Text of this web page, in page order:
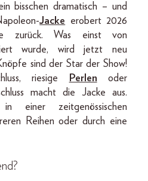
bisschen dramatisch – und
Jacke erobert 2026
zurück. Was einst von
wurde, wird jetzt neu
sind der Star der Show!
riesige
Perlen oder
macht die Jacke aus.
einer zeitgenössischen
Reihen oder durch eine